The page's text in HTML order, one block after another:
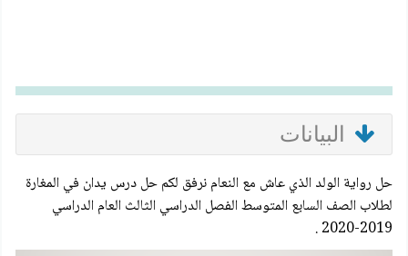
البيانات
حل رواية الولد الذي عاش مع النعام نرفق لكم حل درس يدان في المغارة
لطلاب الصف السابع المتوسط الفصل الدراسي الثالث العام الدراسي
2019-2020 .